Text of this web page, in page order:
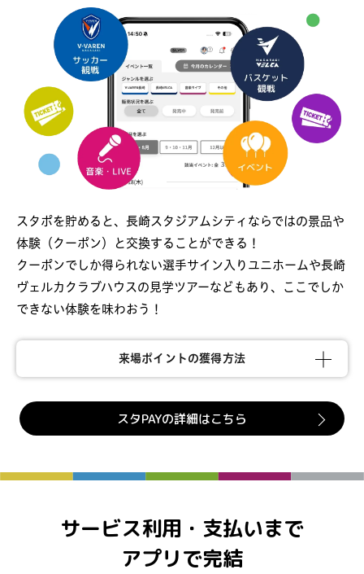
イベントタブをタップ
ホテルタブをタップ
スタポを貯めると、長崎スタジアムシティならではの景品や
体験（クーポン）と交換することができる！
クーポンでしか得られない選手サイン入りユニホームや長崎
ヴェルカクラブハウスの見学ツアーなどもあり、ここでしか
できない体験を味わおう！
来場ポイントの獲得方法
スタPAYの詳細はこちら
サービス利用・支払いまで
アプリで完結